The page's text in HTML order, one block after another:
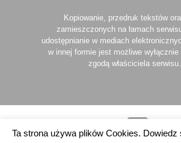
Kopiowanie, przedruk tekstów
zamieszczonych na łamach
udostępnianie w mediach
w innej formie jest możliwe
zgodą właściciela serwisu.
Ta strona używa plików Cookies. Dowiedz